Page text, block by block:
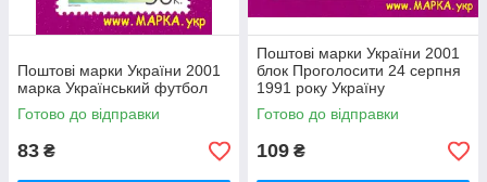
Поштові марки України 2001
марка Український футбол
Готово до відправки
83 ₴
Поштові марки України 2001
блок Проголосити 24 серпня
1991 року Україну
незалежною державою
Готово до відправки
109 ₴